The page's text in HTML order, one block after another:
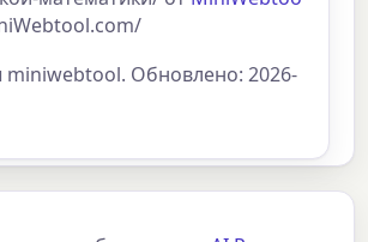
miniwebtool. Обновлено: 2026-